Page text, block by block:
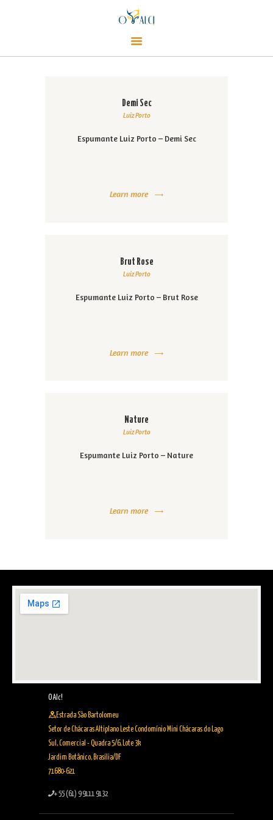
Alci Café
Café, empório e champanharia
Demi Sec
Luiz Porto
Espumante Luiz Porto – Demi Sec
Learn more
Brut Rose
Luiz Porto
Espumante Luiz Porto – Brut Rose
Learn more
Nature
Luiz Porto
Espumante Luiz Porto – Nature
Learn more
O Alc!
Estrada São Bartolomeu
Setor de Chácaras Altiplano Leste Condomínio Mini Chácaras do Lago
Sul, Comercial - Quadra 5/6, Lote 3k
Jardim Botânico, Brasília/DF
71680-621
+ 55 (61) 9 9111 9132